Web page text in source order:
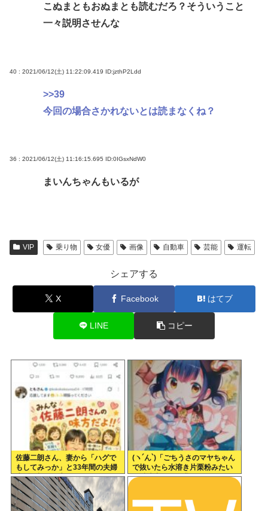
こぬまともおぬまとも読むだろ？そういうこと
一々説明させんな
40 : 2021/06/12(土) 11:22:09.419 ID:jzthP2Ldd
>>39
今回の場合さかれないとは読まなくね？
36 : 2021/06/12(土) 11:16:15.695 ID:0IGsxNdW0
まいんちゃんもいるが
VIP 乗り物 女優 画像 自動車 芸能 運転
シェアする
X Facebook はてブ
LINE コピー
佐藤二朗さん、妻から「ハグで
もしてみっか」と33年間の夫婦
生活で初めて言われる
(ヽ´ん`)「ごちうさのマヤちゃん
で抜いたら水溶き片栗粉みたい
な精液出てきて我ながらビビっ